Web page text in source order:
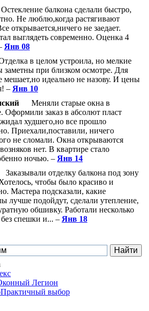
Остекление балкона сделали быстро,
Не люблю,когда растягивают
открывается,ничего не заедает.
выглядеть современно. Оценка 4
Янв 08
в целом устроила, но мелкие
заметны при близком осмотре. Для
мешает,но идеально не назову. И цены
– Янв 10
Меняли старые окна в
Оформили заказ в абсолют пласт
худшего,но все прошло
Приехали,поставили, ничего
не сломали. Окна открываются
нет. В квартире стало
ночью. – Янв 14
Заказывали отделку балкона под зону
чтобы было красиво и
Мастера подсказали, какие
лучше подойдут, сделали утепление,
обшивку. Работали несколько
спешки и... – Янв 18
Легион
Практичный выбор